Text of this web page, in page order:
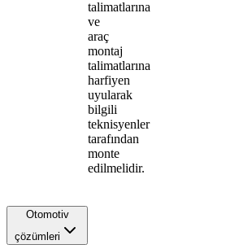
talimatlarına
ve
araç
montaj
talimatlarına
harfiyen
uyularak
bilgili
teknisyenler
tarafından
monte
edilmelidir.
Otomotiv
çözümleri